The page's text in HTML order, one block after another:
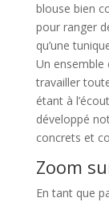
blouse bien
pour ranger
qu’une
Un ensemble
travailler
étant à
développé
concrets et
Zoom
En tant que